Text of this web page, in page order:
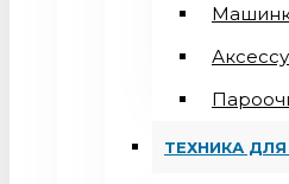
ТЕХНИКА ДЛЯ